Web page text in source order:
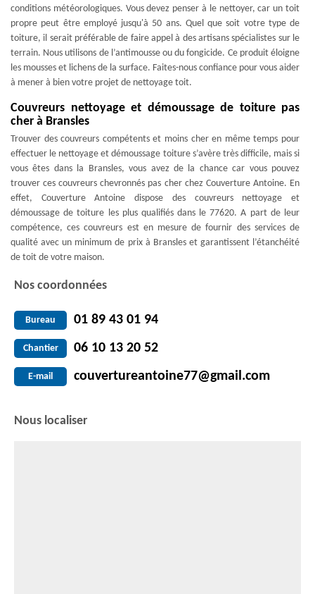
conditions météorologiques. Vous devez penser à le nettoyer, car un toit
propre peut être employé jusqu'à 50 ans. Quel que soit votre type de
toiture, il serait préférable de faire appel à des artisans spécialistes sur le
terrain. Nous utilisons de l’antimousse ou du fongicide. Ce produit éloigne
les mousses et lichens de la surface. Faites-nous confiance pour vous aider
à mener à bien votre projet de nettoyage toit.
Couvreurs nettoyage et démoussage de toiture pas
cher à Bransles
Trouver des couvreurs compétents et moins cher en même temps pour
effectuer le nettoyage et démoussage toiture s’avère très difficile, mais si
vous êtes dans la Bransles, vous avez de la chance car vous pouvez
trouver ces couvreurs chevronnés pas cher chez Couverture Antoine. En
effet, Couverture Antoine dispose des couvreurs nettoyage et
démoussage de toiture les plus qualifiés dans le 77620. A part de leur
compétence, ces couvreurs est en mesure de fournir des services de
qualité avec un minimum de prix à Bransles et garantissent l’étanchéité
de toit de votre maison.
Nos coordonnées
Bureau 01 89 43 01 94
Chantier 06 10 13 20 52
E-mail couvertureantoine77@gmail.com
Nous localiser